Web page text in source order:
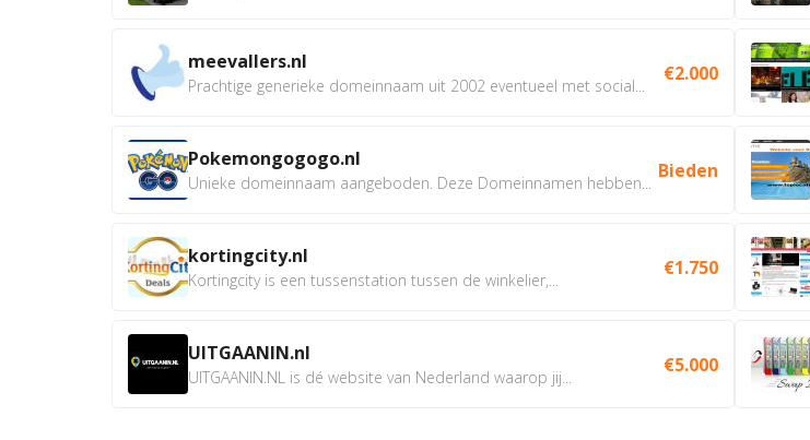
meevallers.nl
Prachtige generieke domeinnaam uit 2002 eventueel met social...
€2.000
Pokemongogogo.nl
Unieke domeinnaam aangeboden. Deze Domeinnamen hebben...
Bieden
kortingcity.nl
Kortingcity is een tussenstation tussen de winkelier,...
€1.750
UITGAANIN.nl
UITGAANIN.NL is dé website van Nederland waarop jij...
€5.000